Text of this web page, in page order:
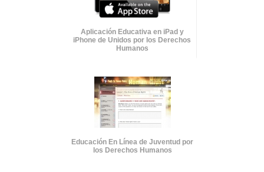
Aplicación Educativa en iPad y
iPhone de Unidos por los Derechos
Humanos
Educación En Línea de Juventud por
los Derechos Humanos